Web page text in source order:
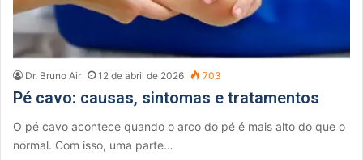
Dr. Bruno Air 12 de abril de 2026 703
Pé cavo: causas, sintomas e tratamentos
O pé cavo acontece quando o arco do pé é mais alto do que o
normal. Com isso, uma parte…